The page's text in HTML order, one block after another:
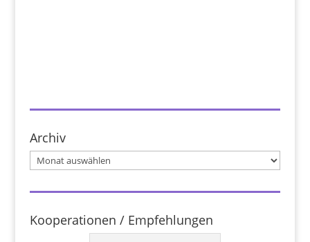
Archiv
Archiv
Kooperationen / Empfehlungen